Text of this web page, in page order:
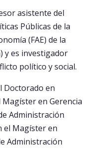
asistente del
Públicas de la
(FAE) de la
y es investigador
político y social.
Doctorado en
en Gerencia
Administración
el Magíster en
Administración